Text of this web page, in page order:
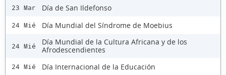
23 Mar Día de San Ildefonso
24 Mié Día Mundial del Síndrome de Moebius
24 Mié
Día Mundial de la Cultura Africana y de los
Afrodescendientes
24 Mié Día Internacional de la Educación